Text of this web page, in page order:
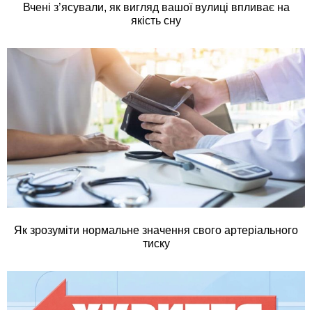
Вчені з’ясували, як вигляд вашої вулиці впливає на
якість сну
Як зрозуміти нормальне значення свого артеріального
тиску